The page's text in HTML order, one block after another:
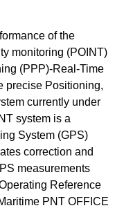
of the
monitoring (POINT)
(PPP)-Real-Time
precise Positioning,
currently under
system is a
System (GPS)
correction and
measurements
Reference
PNT OFFICE